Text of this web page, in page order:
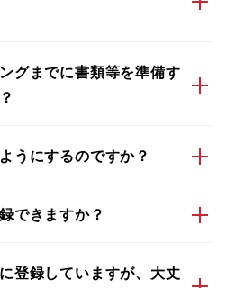
グまでに書類等を準備す
うにするのですか？
できますか？
登録していますが、大丈